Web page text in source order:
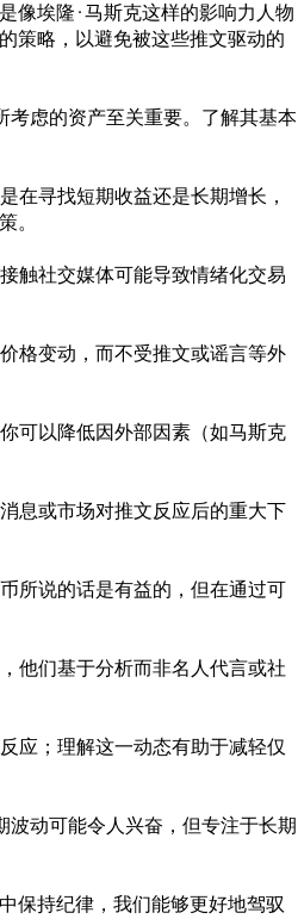
像埃隆·马斯克这样的影响力人物
策略，以避免被这些推文驱动的
考虑的资产至关重要。了解其基本
在寻找短期收益还是长期增长，
。
触社交媒体可能导致情绪化交易
格变动，而不受推文或谣言等外
可以降低因外部因素（如马斯克
息或市场对推文反应后的重大下
所说的话是有益的，但在通过可
他们基于分析而非名人代言或社
应；理解这一动态有助于减轻仅
波动可能令人兴奋，但专注于长期
保持纪律，我们能够更好地驾驭